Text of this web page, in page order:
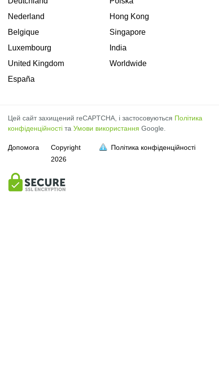
Nederland
Belgique
Luxembourg
United Kingdom
España
Hong Kong
Singapore
India
Worldwide
Цей сайт захищений reCAPTCHA, і застосовуються Політика
конфіденційності та Умови використання Google.
Допомога
Copyright
2026
Політика конфіденційності